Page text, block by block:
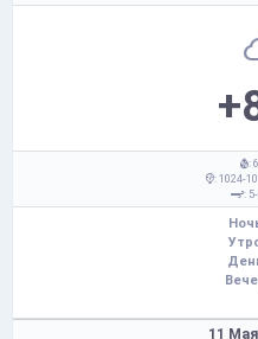
:
: 1024-
:
11